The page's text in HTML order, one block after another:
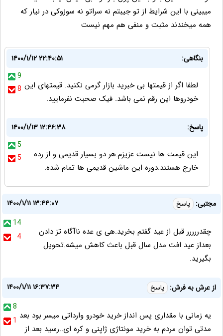
میبینی با این شرایط از تو جیبتم نه سراتو نه سوزوکی در نیار که
همه میخندند مثبت و منفی هم مهم نیست
بنگاهی:
۱۴۰۰/۱/۱۲ ۲۲:۴۰:۵۱
9
8 لطفا اگر از قیمتها بی خبرید بازار گرمی نکنید. قیمتهای این
خودروها این رقم نمی باشد. فیک صحبت‌ نفرمایید.
پاسخ:
۱۴۰۰/۱/۱۳ ۱۲:۴۶:۳۸
5
5
این قیمت ها نیست عزیزم.هر دو بسیار قدیمی و از رده
خارج هستند.دوره این ماشین قدیمی ها تمام شده.
مجتبی: پاسخ
۱۴۰۰/۱/۱۱ ۱۳:۴۴:۰۷
14
4
چقدررررر قبل از عید گفتم بخرید.هی ی عده ناآگاه تز دادن
بعداز عید افت مدل سال قبل باعث کاهش میشه.تحویل
بگیرید.
از عرش به فرش: پاسخ
۱۴۰۰/۱/۱۱ ۱۶:۳۷:۳۴
8
1 یه زمانی با مقداری پس انداز خرید خودرو وارداتی میسر بود بعد
مدتی توان مردم به خرید مونتاژی ژاپنی و کره ای..رسید بعد از